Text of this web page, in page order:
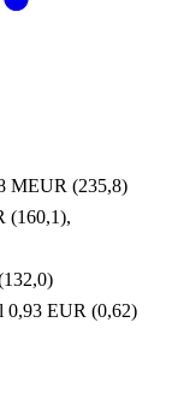
MEUR (235,8)
(160,1),
0,93 EUR (0,62)